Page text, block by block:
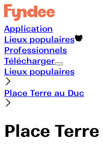
Application
Lieux populaires
Professionnels
Télécharger
Lieux populaires
Place Terre au Duc
Place